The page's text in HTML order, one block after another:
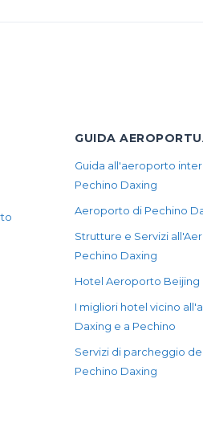
GUIDA
Guida all'aeroporto
Pechino Daxing
Aeroporto di Pechino
Strutture e Servizi
Pechino Daxing
Hotel Aeroporto Beijing
I migliori hotel vicino
Daxing e a Pechino
Servizi di parcheggio
Pechino Daxing